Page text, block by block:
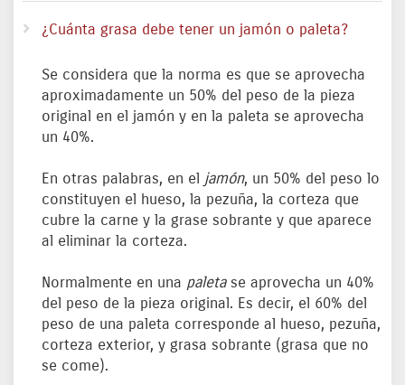
¿Cuánta grasa debe tener un jamón o paleta?
Se considera que la norma es que se aprovecha
aproximadamente un 50% del peso de la pieza
original en el jamón y en la paleta se aprovecha
un 40%.
En otras palabras, en el jamón, un 50% del peso lo
constituyen el hueso, la pezuña, la corteza que
cubre la carne y la grase sobrante y que aparece
al eliminar la corteza.
Normalmente en una paletase aprovecha un 40%
del peso de la pieza original. Es decir, el 60% del
peso de una paleta corresponde al hueso, pezuña,
corteza exterior, y grasa sobrante (grasa que no
se come).